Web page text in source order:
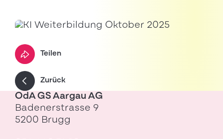
Teilen
Zurück
OdA GS Aargau AG
Badenerstrasse 9
5200 Brugg